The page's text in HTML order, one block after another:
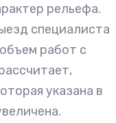
рельефа.
специалиста
работ с
указана в